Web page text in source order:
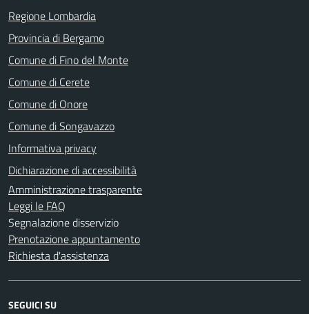
Regione Lombardia
Provincia di Bergamo
Comune di Fino del Monte
Comune di Cerete
Comune di Onore
Comune di Songavazzo
Informativa privacy
Dichiarazione di accessibilità
Amministrazione trasparente
Leggi le FAQ
Segnalazione disservizio
Prenotazione appuntamento
Richiesta d'assistenza
SEGUICI SU